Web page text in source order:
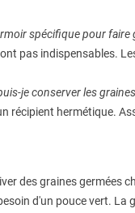
spécifique pour faire
pas indispensables.
je conserver les
récipient hermétique.
des graines germées
d'un pouce vert. La